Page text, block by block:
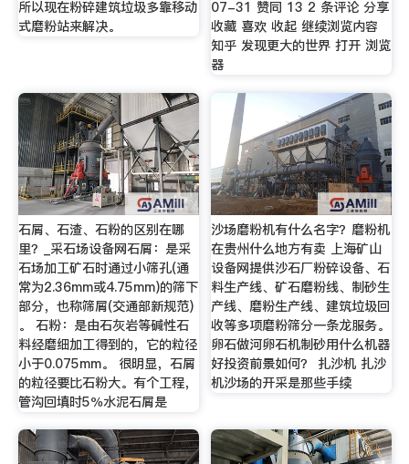
所以现在粉碎建筑垃圾多靠移动
式磨粉站来解决。
07-31 赞同 13 2 条评论 分享
收藏 喜欢 收起 继续浏览内容
知乎 发现更大的世界 打开 浏览
器
石屑、石渣、石粉的区别在哪
里？_采石场设备网石屑：是采
石场加工矿石时通过小筛孔(通
常为2.36mm或4.75mm)的筛下
部分，也称筛屑(交通部新规范)
。 石粉：是由石灰岩等碱性石
料经磨细加工得到的，它的粒径
小于0.075mm。 很明显，石屑
的粒径要比石粉大。有个工程，
管沟回填时5％水泥石屑是
沙场磨粉机有什么名字？磨粉机
在贵州什么地方有卖 上海矿山
设备网提供沙石厂粉碎设备、石
料生产线、矿石磨粉线、制砂生
产线、磨粉生产线、建筑垃圾回
收等多项磨粉筛分一条龙服务。
卵石做河卵石机制砂用什么机器
好投资前景如何？ 扎沙机 扎沙
机沙场的开采是那些手续